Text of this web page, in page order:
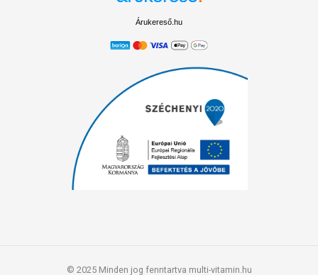
Árukereső.hu
© 2025 Minden jog fenntartva multi-vitamin.hu